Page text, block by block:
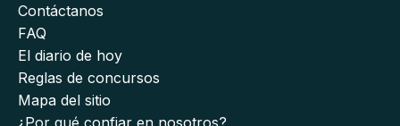
Contáctanos
FAQ
El diario de hoy
Reglas de concursos
Mapa del sitio
¿Por qué confiar en nosotros?